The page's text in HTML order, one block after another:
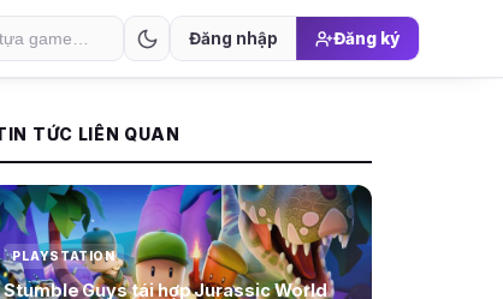
Đăng nhập Đăng ký
TỨC LIÊN QUAN
PLAYSTATION
Stumble Guys tái hợp Jurassic World